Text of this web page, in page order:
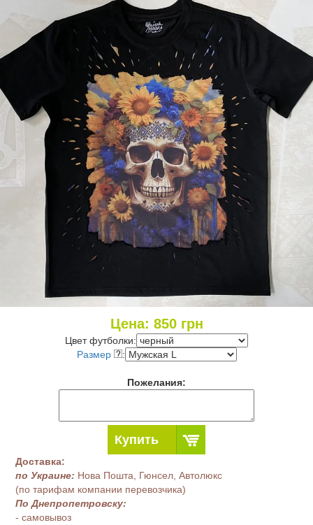
Цена: 850грн
Цвет футболки:
Размер
:
Пожелания:
Купить
Доставка:
по Украине: Нова Пошта, Гюнсел, Автолюкс
(по тарифам компании перевозчика)
По Днепропетровску:
- самовывоз